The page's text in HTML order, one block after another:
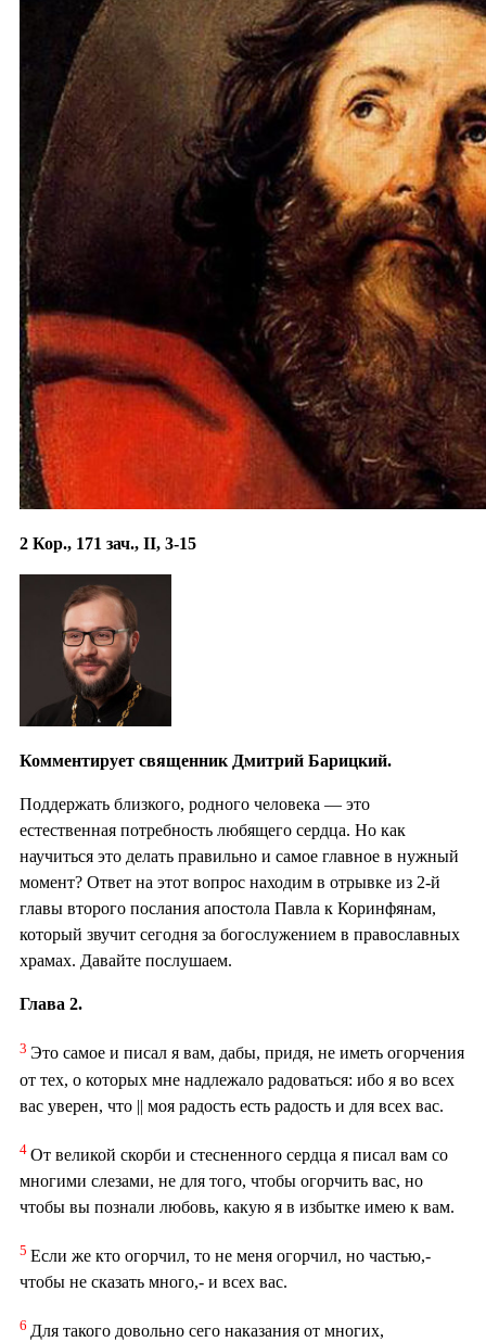
2 Кор., 171 зач., II, 3-15
Комментирует священник Дмитрий Барицкий.
Поддержать близкого, родного человека — это
естественная потребность любящего сердца. Но как
научиться это делать правильно и самое главное в нужный
момент? Ответ на этот вопрос находим в отрывке из 2-й
главы второго послания апостола Павла к Коринфянам,
который звучит сегодня за богослужением в православных
храмах. Давайте послушаем.
Глава 2.
3 Это самое и писал я вам, дабы, придя, не иметь огорчения
от тех, о которых мне надлежало радоваться: ибо я во всех
вас уверен, что || моя радость есть радость и для всех вас.
4 От великой скорби и стесненного сердца я писал вам со
многими слезами, не для того, чтобы огорчить вас, но
чтобы вы познали любовь, какую я в избытке имею к вам.
5 Если же кто огорчил, то не меня огорчил, но частью,-
чтобы не сказать много,- и всех вас.
6 Для такого довольно сего наказания от многих,